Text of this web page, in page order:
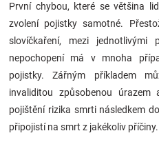
Hračkářství
Přihlášení
První chybou, které se většina
zvolení pojistky samotné.
slovíčkaření, mezi
nepochopení má v mnoha
pojistky. Zářným příkladem
invaliditou způsobenou
pojištění rizika smrti následkem
připojistí na smrt z jakékoliv příčiny.